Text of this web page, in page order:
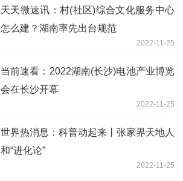
天天微速讯：村(社区)综合文化服务中心
怎么建？湖南率先出台规范
2022-11-25
当前速看：2022湖南(长沙)电池产业博览
会在长沙开幕
2022-11-25
世界热消息：科普动起来丨张家界天地人
和“进化论”
2022-11-25